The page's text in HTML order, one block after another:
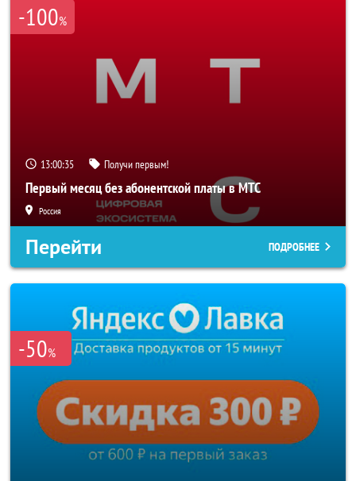
-100%
13:00:33 Получи первым!
Первый месяц без абонентской платы в МТС
Россия
Перейти ПОДРОБНЕЕ
-50%